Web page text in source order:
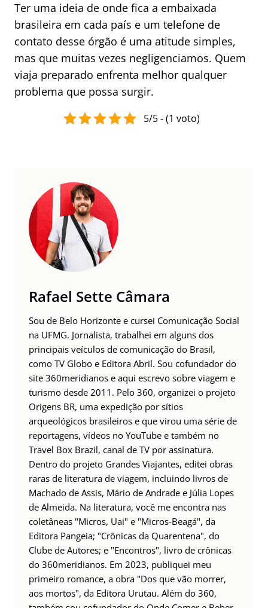
Ter uma ideia de onde fica a embaixada
brasileira em cada país e um telefone de
contato desse órgão é uma atitude simples,
mas que muitas vezes negligenciamos. Quem
viaja preparado enfrenta melhor qualquer
problema que possa surgir.
5/5 - (1 voto)
Rafael Sette Câmara
Sou de Belo Horizonte e cursei Comunicação Social
na UFMG. Jornalista, trabalhei em alguns dos
principais veículos de comunicação do Brasil,
como TV Globo e Editora Abril. Sou cofundador do
site 360meridianos e aqui escrevo sobre viagem e
turismo desde 2011. Pelo 360, organizei o projeto
Origens BR, uma expedição por sítios
arqueológicos brasileiros e que virou uma série de
reportagens, vídeos no YouTube e também no
Travel Box Brazil, canal de TV por assinatura.
Dentro do projeto Grandes Viajantes, editei obras
raras de literatura de viagem, incluindo livros de
Machado de Assis, Mário de Andrade e Júlia Lopes
de Almeida. Na literatura, você me encontra nas
coletâneas "Micros, Uai" e "Micros-Beagá", da
Editora Pangeia; "Crônicas da Quarentena", do
Clube de Autores; e "Encontros", livro de crônicas
do 360meridianos. Em 2023, publiquei meu
primeiro romance, a obra "Dos que vão morrer,
aos mortos", da Editora Urutau. Além do 360,